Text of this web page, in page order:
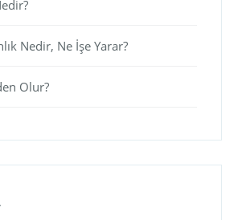
Nedir, Ne İşe Yarar?
Olur?